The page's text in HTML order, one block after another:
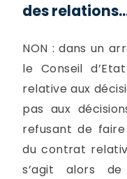
des
NON : dans un
le Conseil
relative aux
pas aux
refusant de
du contrat
s’agit alors de